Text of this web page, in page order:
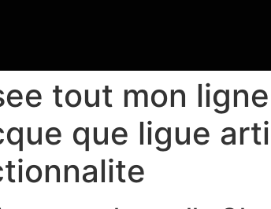
tout mon
que ligue